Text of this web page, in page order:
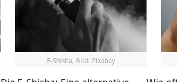
E-Shisha, Bild: Pixabay